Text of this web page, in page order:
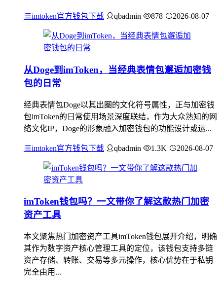
imtoken官方钱包下载 qbadmin 878 2026-08-07
从Doge到imToken，当经典表情包邂逅加密钱
包的日常
经典表情包Doge以其出圈的文化符号属性，正与加密钱
包imToken的日常使用场景深度联结，作为大众熟知的网
络文化IP，Doge的形象融入加密钱包的功能设计或运...
imtoken官方钱包下载 qbadmin 1.3K 2026-08-07
imToken钱包吗？一文带你了解这款热门加密
资产工具
本文聚焦热门加密资产工具imToken钱包展开介绍，明确
其作为数字资产核心管理工具的定位，该钱包支持多链
资产存储、转账、交易等多元操作，核心优势在于私钥
完全由用...